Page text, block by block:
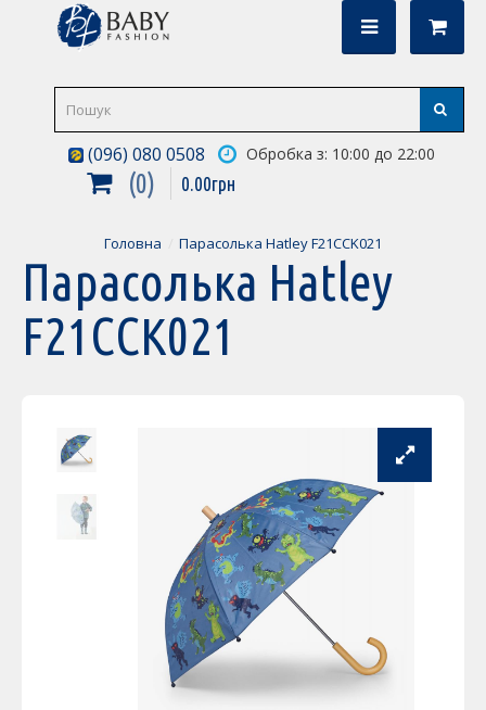
(096) 080 0508 Обробка з: 10:00 до 22:00
0 0.00грн
Головна Парасолька Hatley F21CCK021
Парасолька Hatley
F21CCK021